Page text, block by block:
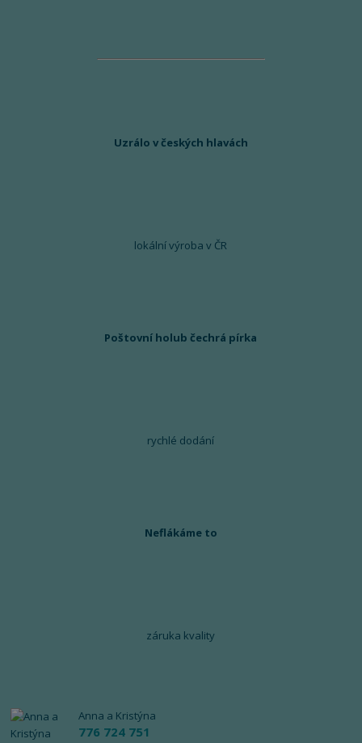
Uzrálo v českých hlavách
lokální výroba v ČR
Poštovní holub čechrá pírka
rychlé dodání
Neflákáme to
záruka kvality
Anna a Kristýna
776 724 751